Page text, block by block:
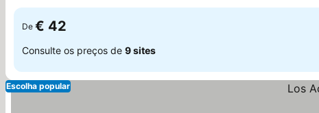
De € 42
Consulte os preços de 9 sites
Escolha popular